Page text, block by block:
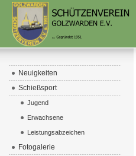
Neuigkeiten
Schießsport
Jugend
Erwachsene
Leistungsabzeichen
Fotogalerie